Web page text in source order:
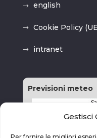
Gestisci
english
Cookie Policy
intranet
Previsioni meteo